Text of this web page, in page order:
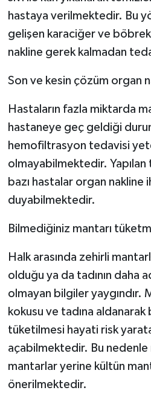
hastaya verilmektedir. Bu
gelişen karaciğer ve
nakline gerek kalmadan
Son ve kesin çözüm organ
Hastaların fazla miktarda
hastaneye geç geldiği
hemofiltrasyon tedavisi
olmayabilmektedir.
bazı hastalar organ nakline
duyabilmektedir.
Bilmediğiniz mantarı
Halk arasında zehirli
olduğu ya da tadının daha
olmayan bilgiler yaygındır.
kokusu ve tadına
tüketilmesi hayati risk
açabilmektedir. Bu
mantarlar yerine kültün
önerilmektedir.